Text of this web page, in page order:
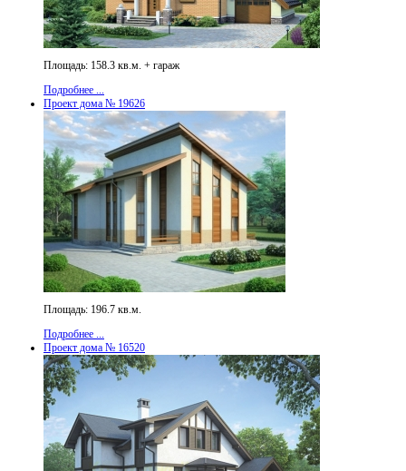
Площадь: 158.3 кв.м. + гараж
Подробнее ...
Проект дома № 19626
Площадь: 196.7 кв.м.
Подробнее ...
Проект дома № 16520